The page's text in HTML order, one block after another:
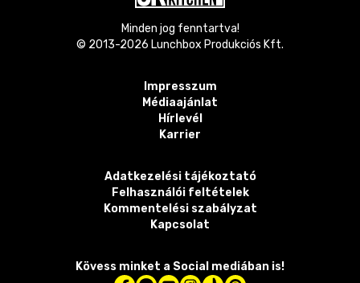
Minden jog fenntartva!
© 2013-2026 Lunchbox Produkciós Kft.
Impresszum
Médiaajánlat
Hírlevél
Karrier
Adatkezelési tájékoztató
Felhasználói feltételek
Kommentelési szabályzat
Kapcsolat
Kövess minket a Social mediában is!